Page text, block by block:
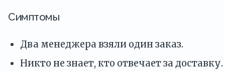
Симптомы
Два менеджера взяли один заказ.
Никто не знает, кто отвечает за доставку.